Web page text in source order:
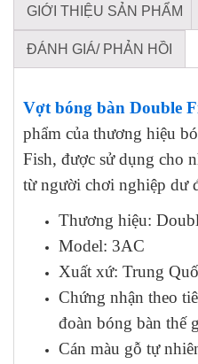
GIỚI THIỆU SẢN PHẨM
ĐÁNH GIÁ/ PHẢN HỒI
Vợt bóng bàn Double
phẩm của thương hiệu
Fish, được sử dụng cho
từ người chơi nghiệp dư
Thương hiệu:
Model: 3AC
Xuất xứ: Trung
Chứng nhận theo
đoàn bóng bàn thế
Cán màu gỗ tự